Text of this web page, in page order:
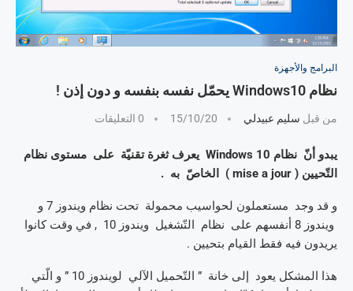
البرامج والأجهزة
نظام Windows10 يحمّل نفسه بنفسه و دون إذن !
من قبل سليم عبيدلي 15/10/20 0 التعليقات
يبدو أنّ نظام Windows 10 يعرف ثغرة تقنيّة على مستوى نظام
التّحيين ( mise a jour ) الخاصّ به .
و قد وجد مستعملون لحواسيب محمولة تحت نظام ويندوز 7 و
ويندوز 8 أنفسهم على نظام التّشغيل ويندوز 10 , في وقت كانوا
يريدون فيه فقط القيام بتحيين .
هذا المشكل يعود إلى خانة ” التّحميل الآلي لويندوز 10 ” و الّتي